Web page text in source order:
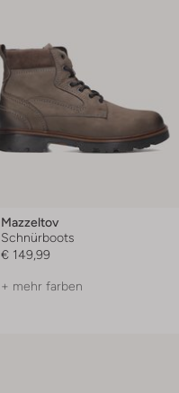
Mazzeltov
Schnürboots
€ 149,99
+ mehr farben